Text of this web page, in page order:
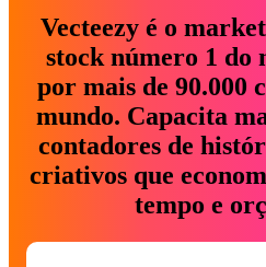
Vecteezy é o
stock número 1 do
por mais de 90.000
mundo. Capacita
contadores de
criativos que
tempo e